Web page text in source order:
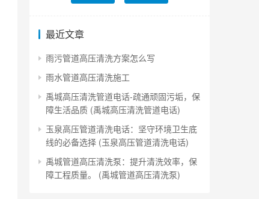
最近文章
雨污管道高压清洗方案怎么写
雨水管道高压清洗施工
禹城高压清洗管道电话-疏通顽固污垢，保
障生活品质 (禹城高压清洗管道电话)
玉泉高压管道清洗电话：坚守环境卫生底
线的必备选择 (玉泉高压管道清洗电话)
禹城管道高压清洗泵：提升清洗效率，保
障工程质量。 (禹城管道高压清洗泵)